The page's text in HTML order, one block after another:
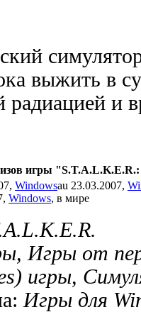
выжить в
радиацией и
игры
Windowsau 23.03.2007,
Windows, в мире
Игры от
игры,
Игры для